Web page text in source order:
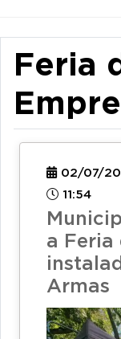
Feria
02/07/
11:54
a Feria
Armas